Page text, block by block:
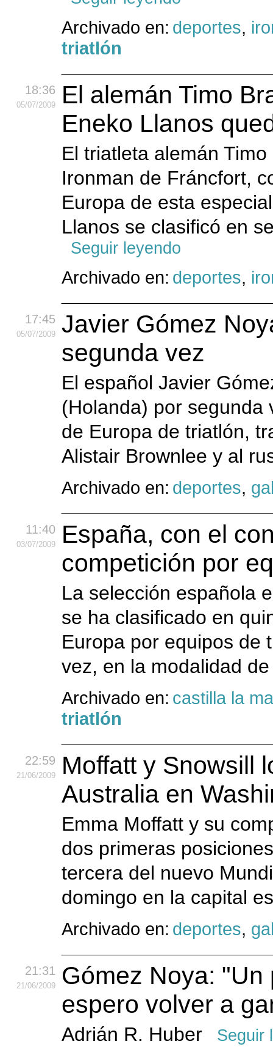
Archivado en: deportes,
triatlón
18:36
05/07/2009
El alemán Timo
Eneko Llanos
El triatleta alemán
Ironman de Fráncfort,
Europa de esta
Llanos se clasificó en
Seguir leyendo
Archivado en: deportes,
17:45
05/07/2009
Javier Gómez
segunda vez
El español Javier
(Holanda) por segunda
de Europa de triatlón,
Alistair Brownlee y al
Archivado en: deportes,
11:40
03/07/2009
España, con el
competición por
La selección española
se ha clasificado en
Europa por equipos de
vez, en la modalidad
Archivado en: castilla la
triatlón
22:59
21/06/2009
Moffatt y Snowsill
Australia en
Emma Moffatt y su
dos primeras
tercera del nuevo
domingo en la capital
Archivado en: deportes,
21:31
21/06/2009
Gómez Noya:
espero volver a
Adrián R. Huber Seguir